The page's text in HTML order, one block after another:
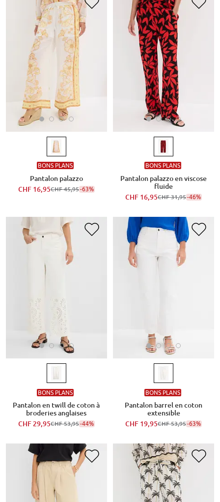
BONS PLANS
Pantalon palazzo
CHF 16,95CHF 45,95-63%
BONS PLANS
Pantalon palazzo en viscose
fluide
CHF 16,95CHF 31,95-46%
BONS PLANS
Pantalon en twill de coton à
broderies anglaises
CHF 29,95CHF 53,95-44%
BONS PLANS
Pantalon barrel en coton
extensible
CHF 19,95CHF 53,95-63%